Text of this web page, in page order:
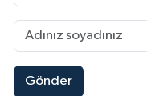
Gönder